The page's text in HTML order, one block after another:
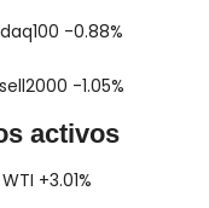
-0.88%
-1.05%
activos
+3.01%